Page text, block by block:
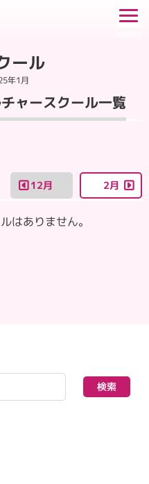
ール
年1月
ャースクール一覧
12月 2月
はありません。
検索